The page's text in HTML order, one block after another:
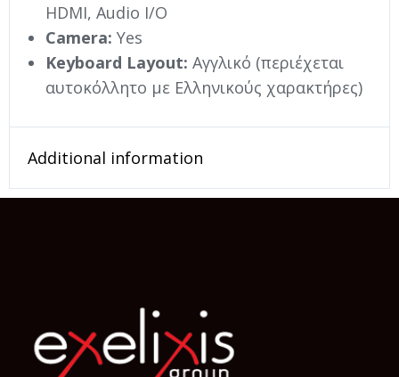
HDMI, Audio I/O
Camera: Yes
Keyboard Layout: Αγγλικό (περιέχεται
αυτοκόλλητο με Ελληνικούς χαρακτήρες)
Additional information